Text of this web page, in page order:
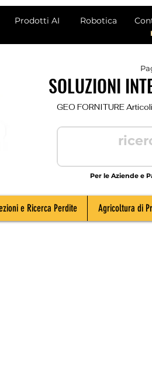
Prodotti AI Robotica
SOLUZIONI
GEO FORNITURE Articoli
Per le Aziende e
e Ricerca Perdite Agricoltura di